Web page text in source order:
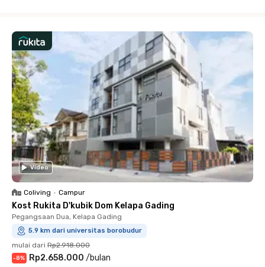
Video
Coliving • Campur
Kost Rukita D'kubik Dom Kelapa Gading
Pegangsaan Dua, Kelapa Gading
5.9 km dari universitas borobudur
mulai dari Rp2.918.000
-8% Rp2.658.000 /bulan